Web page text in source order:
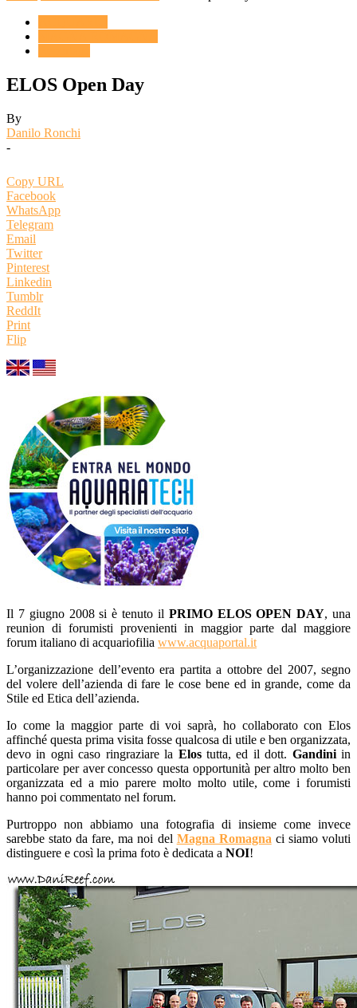
ELOS Open Day
By
Danilo Ronchi
-
Copy URL
Facebook
WhatsApp
Telegram
Email
Twitter
Pinterest
Linkedin
Tumblr
ReddIt
Print
Flip
Il 7 giugno 2008 si è tenuto il PRIMO ELOS OPEN DAY, una
reunion di forumisti provenienti in maggior parte dal maggiore
forum italiano di acquariofilia www.acquaportal.it
L’organizzazione dell’evento era partita a ottobre del 2007, segno
del volere dell’azienda di fare le cose bene ed in grande, come da
Stile ed Etica dell’azienda.
Io come la maggior parte di voi saprà, ho collaborato con Elos
affinché questa prima visita fosse qualcosa di utile e ben organizzata,
devo in ogni caso ringraziare la Elos tutta, ed il dott. Gandiniin
particolare per aver concesso questa opportunità per altro molto ben
organizzata ed a mio parere molto molto utile, come i forumisti
hanno poi commentato nel forum.
Purtroppo non abbiamo una fotografia di insieme come invece
sarebbe stato da fare, ma noi del Magna Romagna ci siamo voluti
distinguere e così la prima foto è dedicata a NOI!